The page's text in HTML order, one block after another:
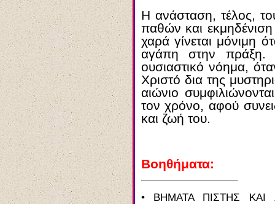
Η ανάσταση, τέλος,
παθών και
χαρά γίνεται μόνιμη
αγάπη στην πράξη.
ουσιαστικό νόημα,
Χριστό δια της
αιώνιο
τον χρόνο, αφού
και ζωή του.
Βοηθήματα:
•
ΒΗΜΑΤΑ ΠΙΣΤΗΣ ΚΑΙ